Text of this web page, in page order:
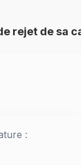
rejet de sa
: